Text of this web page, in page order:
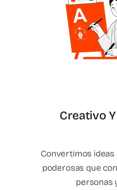
Creativo
Convertimos ideas
poderosas que
personas